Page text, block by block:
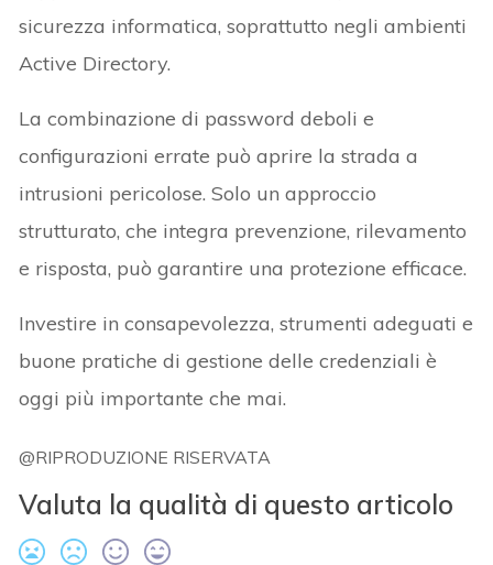
sicurezza informatica, soprattutto negli ambienti
Active Directory.
La combinazione di password deboli e
configurazioni errate può aprire la strada a
intrusioni pericolose. Solo un approccio
strutturato, che integra prevenzione, rilevamento
e risposta, può garantire una protezione efficace.
Investire in consapevolezza, strumenti adeguati e
buone pratiche di gestione delle credenziali è
oggi più importante che mai.
@RIPRODUZIONE RISERVATA
Valuta la qualità di questo articolo